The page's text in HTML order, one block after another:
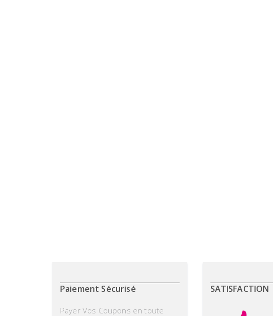
Paiement Sécurisé
Payer Vos Coupons en toute
SATISFACTION